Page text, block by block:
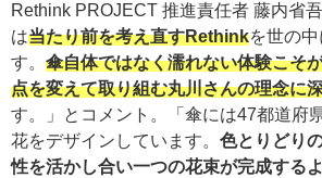
Rethink PROJECT 推進責任者 藤内省
は当たり前を考え直すRethinkを世の
す。 傘自体ではなく濡れない体験こそ
点を変えて取り組む丸川さんの理念に
す。」とコメント。「傘には47都道府
花をデザインしています。 色とりどり
性を活かし合い一つの花束が完成する